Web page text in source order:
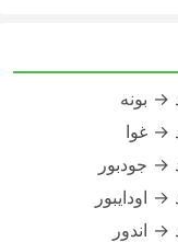
→ بونه
→ غوا
→ جودبور
→ اودايبور
→ اندور